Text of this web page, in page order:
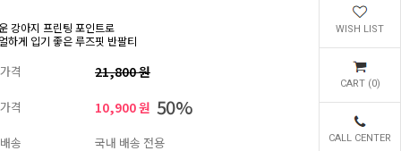
WISH LIST
CART (0)
CALL CENTER
강아지 프린팅 포인트로
하게 입기 좋은 루즈핏 반팔티
격 21,800 원
격 10,900 원 50%
송 국내 배송 전용